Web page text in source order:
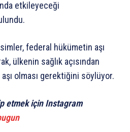
etkileyeceği
federal hükümetin aşı
ülkenin sağlık açısından
olması gerektiğini söylüyor.
etmek için Instagram